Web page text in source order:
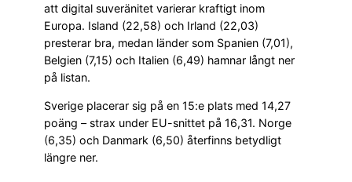
att digital suveränitet varierar kraftigt inom
Europa. Island (22,58) och Irland (22,03)
presterar bra, medan länder som Spanien (7,01),
Belgien (7,15) och Italien (6,49) hamnar långt ner
på listan.
Sverige placerar sig på en 15:e plats med 14,27
poäng – strax under EU-snittet på 16,31. Norge
(6,35) och Danmark (6,50) återfinns betydligt
längre ner.